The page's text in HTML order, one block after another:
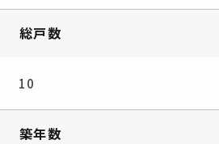
総戸数
10
築年数